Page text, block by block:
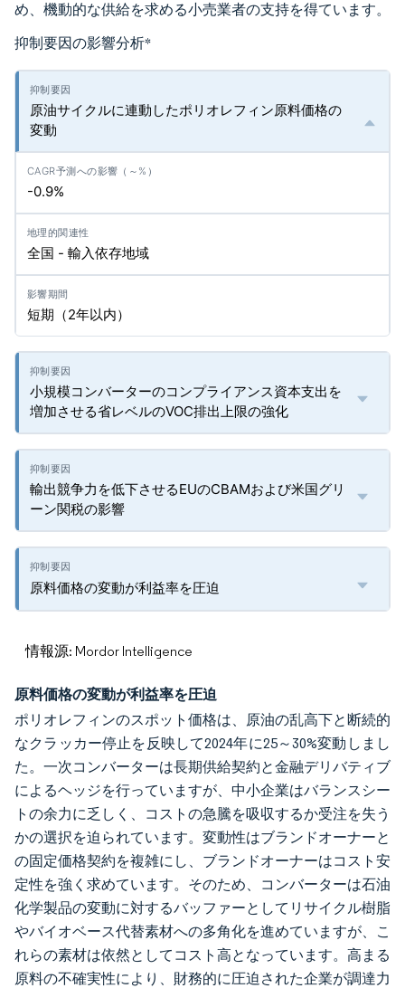
め、機動的な供給を求める小売業者の支持を得ています。
抑制要因の影響分析*
原油サイクルに連動したポリオレフィン原料価格の
変動
-0.9%
全国 - 輸入依存地域
短期（2年以内）
小規模コンバーターのコンプライアンス資本支出を
増加させる省レベルのVOC排出上限の強化
輸出競争力を低下させるEUのCBAMおよび米国グリ
ーン関税の影響
原料価格の変動が利益率を圧迫
情報源: Mordor Intelligence
原料価格の変動が利益率を圧迫
ポリオレフィンのスポット価格は、原油の乱高下と断続的
なクラッカー停止を反映して2024年に25～30%変動しまし
た。一次コンバーターは長期供給契約と金融デリバティブ
によるヘッジを行っていますが、中小企業はバランスシー
トの余力に乏しく、コストの急騰を吸収するか受注を失う
かの選択を迫られています。変動性はブランドオーナーと
の固定価格契約を複雑にし、ブランドオーナーはコスト安
定性を強く求めています。そのため、コンバーターは石油
化学製品の変動に対するバッファーとしてリサイクル樹脂
やバイオベース代替素材への多角化を進めていますが、こ
れらの素材は依然としてコスト高となっています。高まる
原料の不確実性により、財務的に圧迫された企業が調達力